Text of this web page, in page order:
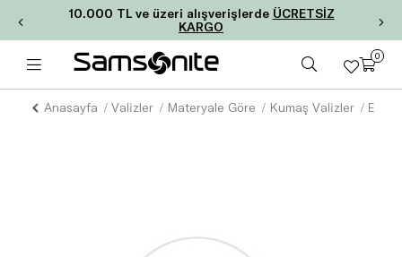
10.000 TL ve üzeri alışverişlerde ÜCRETSİZ
KARGO
0
Anasayfa Valizler Materyale Göre Kumaş Valizler